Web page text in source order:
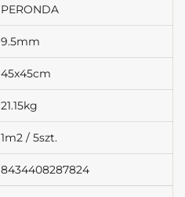
PERONDA
9.5mm
45x45cm
21.15kg
1m2 / 5szt.
8434408287824